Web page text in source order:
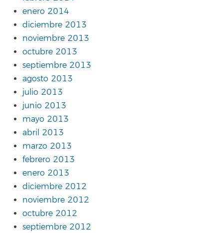
enero 2014
diciembre 2013
noviembre 2013
octubre 2013
septiembre 2013
agosto 2013
julio 2013
junio 2013
mayo 2013
abril 2013
marzo 2013
febrero 2013
enero 2013
diciembre 2012
noviembre 2012
octubre 2012
septiembre 2012